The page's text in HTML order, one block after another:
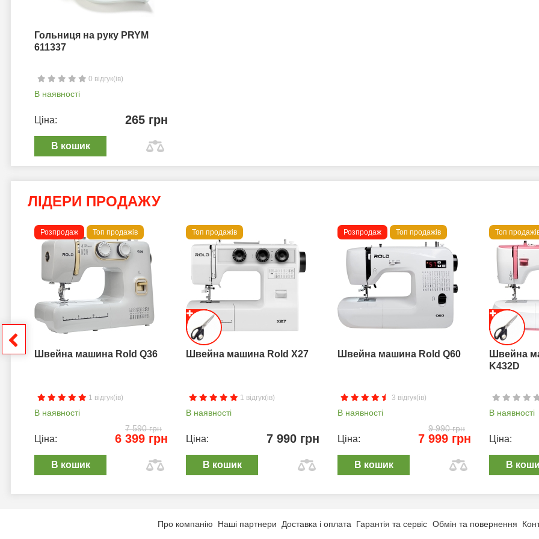
Гольниця на руку PRYM
611337
0 відгук(ів)
В наявності
Ціна: 265 грн
В кошик
ЛІДЕРИ ПРОДАЖУ
Розпродаж Топ продажів
Швейна машина Rold Q36
1 відгук(ів)
В наявності
7 590 грн
Ціна: 6 399 грн
В кошик
Топ продажів
Швейна машина Rold X27
1 відгук(ів)
В наявності
Ціна: 7 990 грн
В кошик
Розпродаж Топ продажів
Швейна машина Rold Q60
3 відгук(ів)
В наявності
9 990 грн
Ціна: 7 999 грн
В кошик
Топ
Швейна
K432D
В наявності
Ціна:
В
Про компанію Наші партнери Доставка і оплата Гарантія та сервіс Обмін та повернення